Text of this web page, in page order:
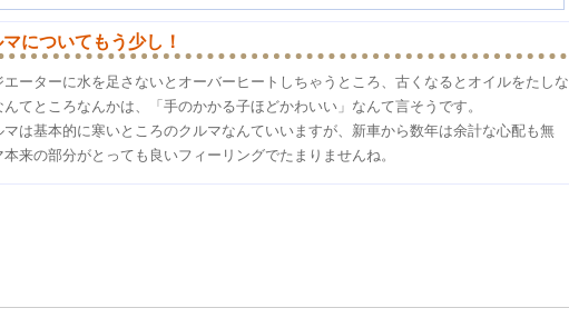
についてもう少し！
エーターに水を足さないとオーバーヒートしちゃうところ、古くなるとオイルをたしな
てところなんかは、「手のかかる子ほどかわいい」なんて言そうです。
マは基本的に寒いところのクルマなんていいますが、新車から数年は余計な心配も無
来の部分がとっても良いフィーリングでたまりませんね。